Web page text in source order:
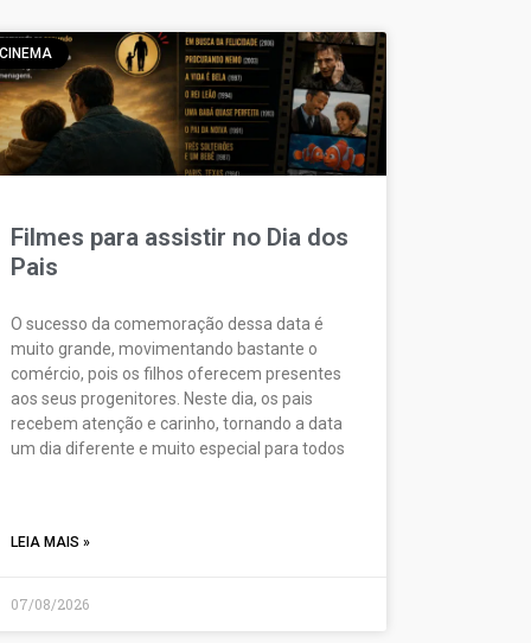
CINEMA
Filmes para assistir no Dia dos
Pais
O sucesso da comemoração dessa data é
muito grande, movimentando bastante o
comércio, pois os filhos oferecem presentes
aos seus progenitores. Neste dia, os pais
recebem atenção e carinho, tornando a data
um dia diferente e muito especial para todos
LEIA MAIS »
07/08/2026